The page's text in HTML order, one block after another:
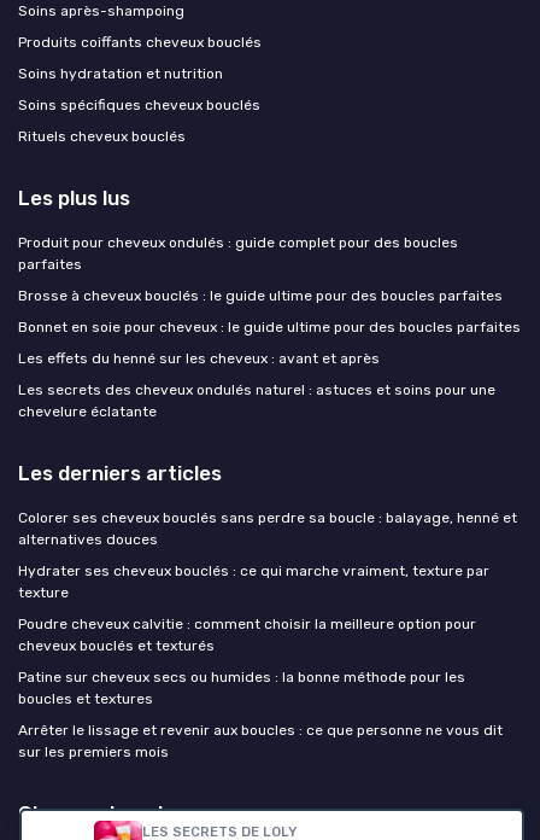
LES SECRETS DE LOLY
Soins après-shampoing
Produits coiffants cheveux bouclés
Soins hydratation et nutrition
Soins spécifiques cheveux bouclés
Rituels cheveux bouclés
Les plus lus
Produit pour cheveux ondulés : guide complet pour des boucles
parfaites
Brosse à cheveux bouclés : le guide ultime pour des boucles parfaites
Bonnet en soie pour cheveux : le guide ultime pour des boucles parfaites
Les effets du henné sur les cheveux : avant et après
Les secrets des cheveux ondulés naturel : astuces et soins pour une
chevelure éclatante
Les derniers articles
Colorer ses cheveux bouclés sans perdre sa boucle : balayage, henné et
alternatives douces
Hydrater ses cheveux bouclés : ce qui marche vraiment, texture par
texture
Poudre cheveux calvitie : comment choisir la meilleure option pour
cheveux bouclés et texturés
Patine sur cheveux secs ou humides : la bonne méthode pour les
boucles et textures
Arrêter le lissage et revenir aux boucles : ce que personne ne vous dit
sur les premiers mois
Cheveux boucles